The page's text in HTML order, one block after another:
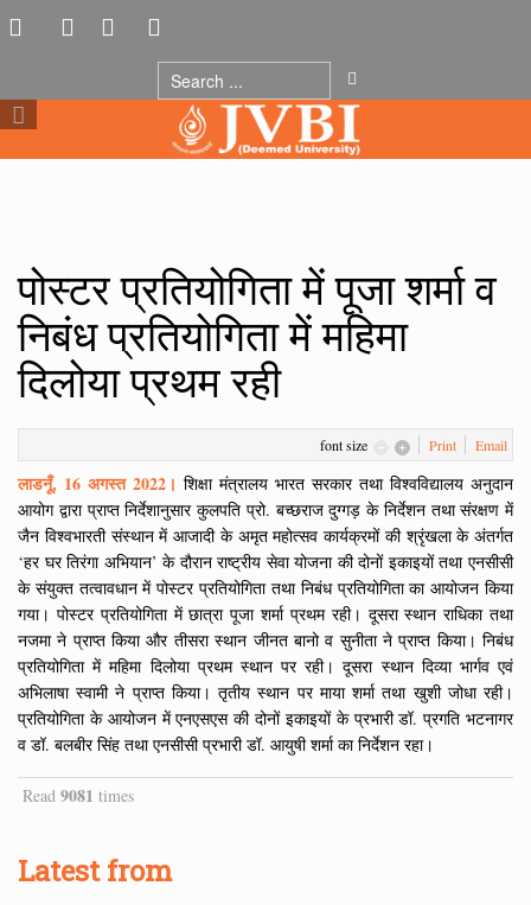
पोस्टर प्रतियोगिता में पूजा शर्मा व
निबंध प्रतियोगिता में महिमा
दिलोया प्रथम रही
font size Print Email
लाडनूँ, 16 अगस्त 2022। शिक्षा मंत्रालय भारत सरकार तथा विश्वविद्यालय अनुदान
आयोग द्वारा प्राप्त निर्देशानुसार कुलपति प्रो. बच्छराज दुग्गड़ के निर्देशन तथा संरक्षण में
जैन विश्वभारती संस्थान में आजादी के अमृत महोत्सव कार्यक्रमों की श्रृंखला के अंतर्गत
‘हर घर तिरंगा अभियान’ के दौरान राष्ट्रीय सेवा योजना की दोनों इकाइयों तथा एनसीसी
के संयुक्त तत्वावधान में पोस्टर प्रतियोगिता तथा निबंध प्रतियोगिता का आयोजन किया
गया। पोस्टर प्रतियोगिता में छात्रा पूजा शर्मा प्रथम रही। दूसरा स्थान राधिका तथा
नजमा ने प्राप्त किया और तीसरा स्थान जीनत बानो व सुनीता ने प्राप्त किया। निबंध
प्रतियोगिता में महिमा दिलोया प्रथम स्थान पर रही। दूसरा स्थान दिव्या भार्गव एवं
अभिलाषा स्वामी ने प्राप्त किया। तृतीय स्थान पर माया शर्मा तथा खुशी जोधा रही।
प्रतियोगिता के आयोजन में एनएसएस की दोनों इकाइयों के प्रभारी डॉ. प्रगति भटनागर
व डॉ. बलबीर सिंह तथा एनसीसी प्रभारी डॉ. आयुषी शर्मा का निर्देशन रहा।
Read 9081 times
Latest from